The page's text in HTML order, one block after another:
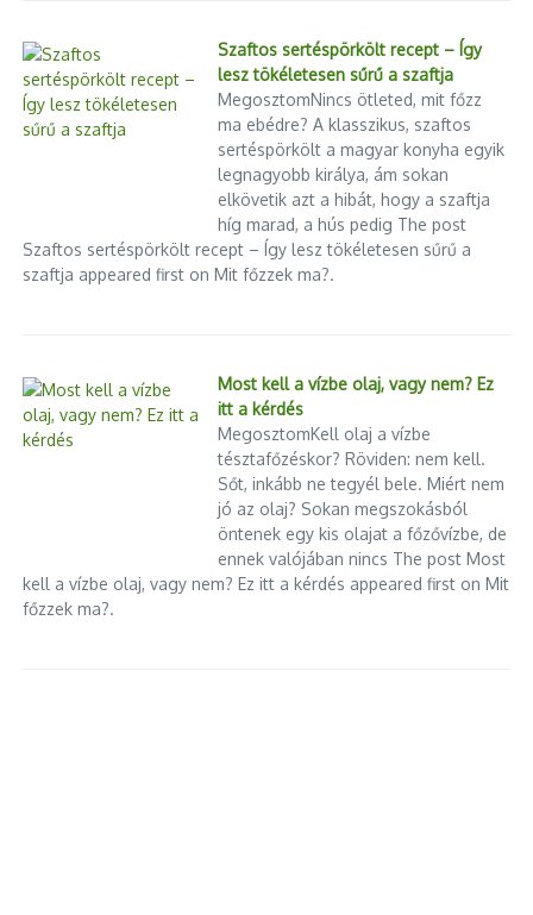
Szaftos sertéspörkölt recept – Így
lesz tökéletesen sűrű a szaftja
MegosztomNincs ötleted, mit főzz
ma ebédre? A klasszikus, szaftos
sertéspörkölt a magyar konyha egyik
legnagyobb királya, ám sokan
elkövetik azt a hibát, hogy a szaftja
híg marad, a hús pedig The post
Szaftos sertéspörkölt recept – Így lesz tökéletesen sűrű a
szaftja appeared first on Mit főzzek ma?.
Most kell a vízbe olaj, vagy nem? Ez
itt a kérdés
MegosztomKell olaj a vízbe
tésztafőzéskor? Röviden: nem kell.
Sőt, inkább ne tegyél bele. Miért nem
jó az olaj? Sokan megszokásból
öntenek egy kis olajat a főzővízbe, de
ennek valójában nincs The post Most
kell a vízbe olaj, vagy nem? Ez itt a kérdés appeared first on Mit
főzzek ma?.